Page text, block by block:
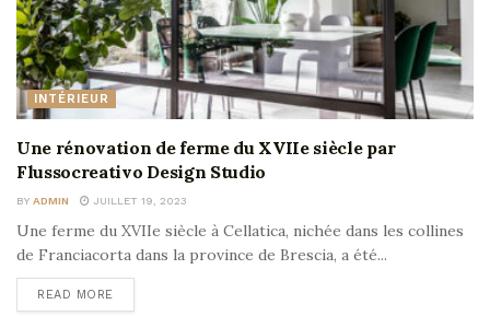
INTÉRIEUR
Une rénovation de ferme du XVIIe siècle par
Flussocreativo Design Studio
BY ADMIN JUILLET 19, 2023
Une ferme du XVIIe siècle à Cellatica, nichée dans les collines
de Franciacorta dans la province de Brescia, a été...
READ MORE